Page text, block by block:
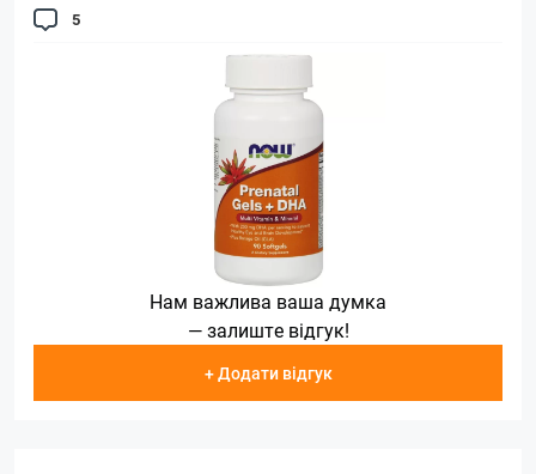
5
Нам важлива ваша думка
— залиште відгук!
+ Додати відгук